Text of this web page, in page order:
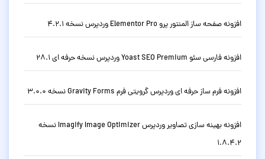
افزونه صفحه ساز المنتور پرو Elementor Pro وردپرس نسخه 4.2.1
افزونه فارسی سئو Yoast SEO Premium وردپرس نسخه حرفه ای 28.1
افزونه فرم ساز حرفه ای وردپرس گرویتی فرم Gravity Forms نسخه 3.0.0
افزونه بهینه سازی تصاویر وردپرس Imagify Image Optimizer نسخه
1.8.4.2